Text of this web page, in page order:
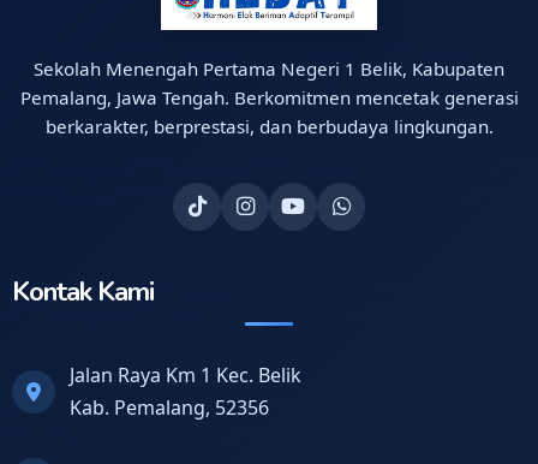
Sekolah Menengah Pertama Negeri 1 Belik, Kabupaten
Pemalang, Jawa Tengah. Berkomitmen mencetak generasi
berkarakter, berprestasi, dan berbudaya lingkungan.
Kontak Kami
Jalan Raya Km 1 Kec. Belik
Kab. Pemalang, 52356